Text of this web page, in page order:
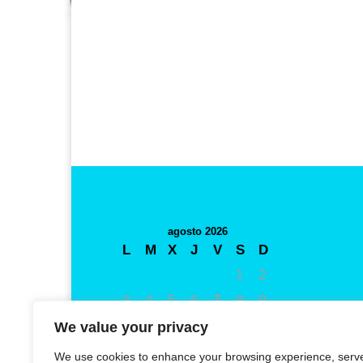
We value your privacy
We use cookies to enhance your browsing experience,
agosto 2026
L M X J V S
D
1
2
3
4 5 6 7 8
9
10 11 12 13
17
21